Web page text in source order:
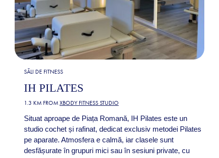
SĂLI DE FITNESS
IH PILATES
1.3 KM FROM XBODY FITNESS STUDIO
Situat aproape de Piața Romană, IH Pilates este un
studio cochet și rafinat, dedicat exclusiv metodei Pilates
pe aparate. Atmosfera e calmă, iar clasele sunt
desfășurate în grupuri mici sau în sesiuni private, cu